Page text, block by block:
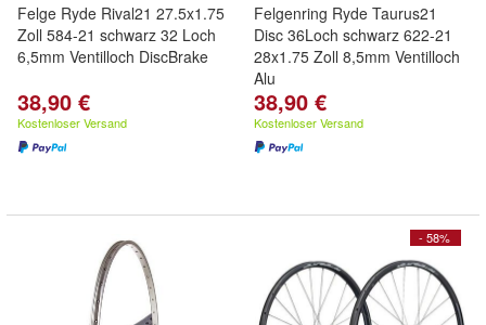
Felge Ryde Rival21 27.5x1.75
Zoll 584-21 schwarz 32 Loch
6,5mm Ventilloch DiscBrake
38,90 €
Kostenloser Versand
Felgenring Ryde Taurus21
Disc 36Loch schwarz 622-21
28x1.75 Zoll 8,5mm Ventilloch
Alu
38,90 €
Kostenloser Versand
- 58%